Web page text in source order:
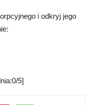
i odkryj jego
5]